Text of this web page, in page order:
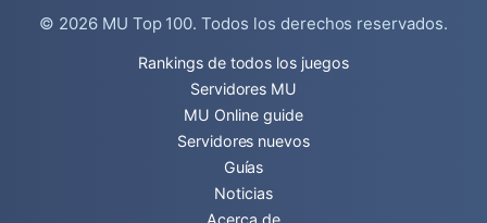
© 2026 MU Top 100. Todos los derechos reservados.
Rankings de todos los juegos
Servidores MU
MU Online guide
Servidores nuevos
Guías
Noticias